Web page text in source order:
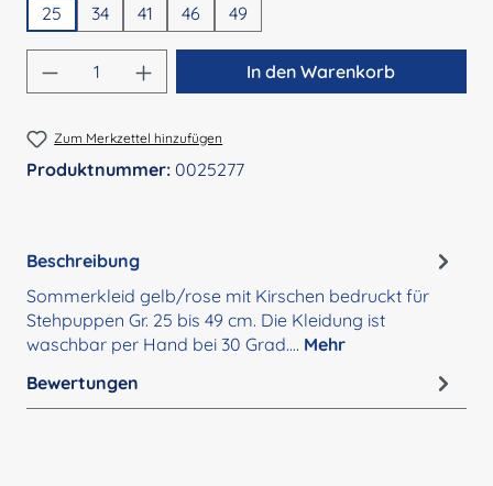
25
34 41 46 49
Produkt Anzahl: Gib den gewünschten
In den Warenkorb
Zum Merkzettel hinzufügen
Produktnummer: 0025277
Beschreibung
Sommerkleid gelb/rose mit Kirschen bedruckt für
Stehpuppen Gr. 25 bis 49 cm. Die Kleidung ist
waschbar per Hand bei 30 Grad.… Mehr
Bewertungen